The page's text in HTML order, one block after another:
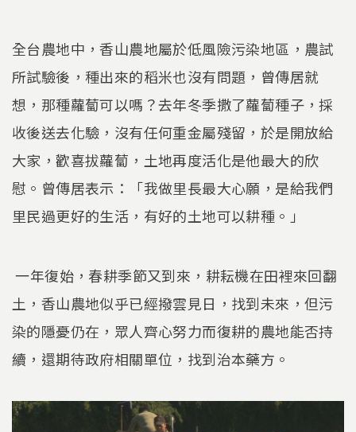
全台農地中，香山農地屬於低風險污染地區，農試
所試驗後，種出來的稻米也沒有問題，曾傳居就
想，那種蘿蔔可以嗎？去年冬季撒了蘿蔔種子，採
收後送去化驗，沒有任何重金屬殘留，於是開放給
大家，歡喜拔蘿蔔，土地再度活化是他最大的欣
慰。曾傳居表示：「我做里長最大心願，是給我們
里民過更好的生活，有好的土地可以耕種。」
一年復始，春耕季節又到來，耕耘機在田裡來回翻
土，香山農地似乎已經撥雲見日，找到未來，但污
染的隱憂仍在，眾人齊心努力而復耕的農地能否持
續，還期待政府相關單位，找到治本藥方。